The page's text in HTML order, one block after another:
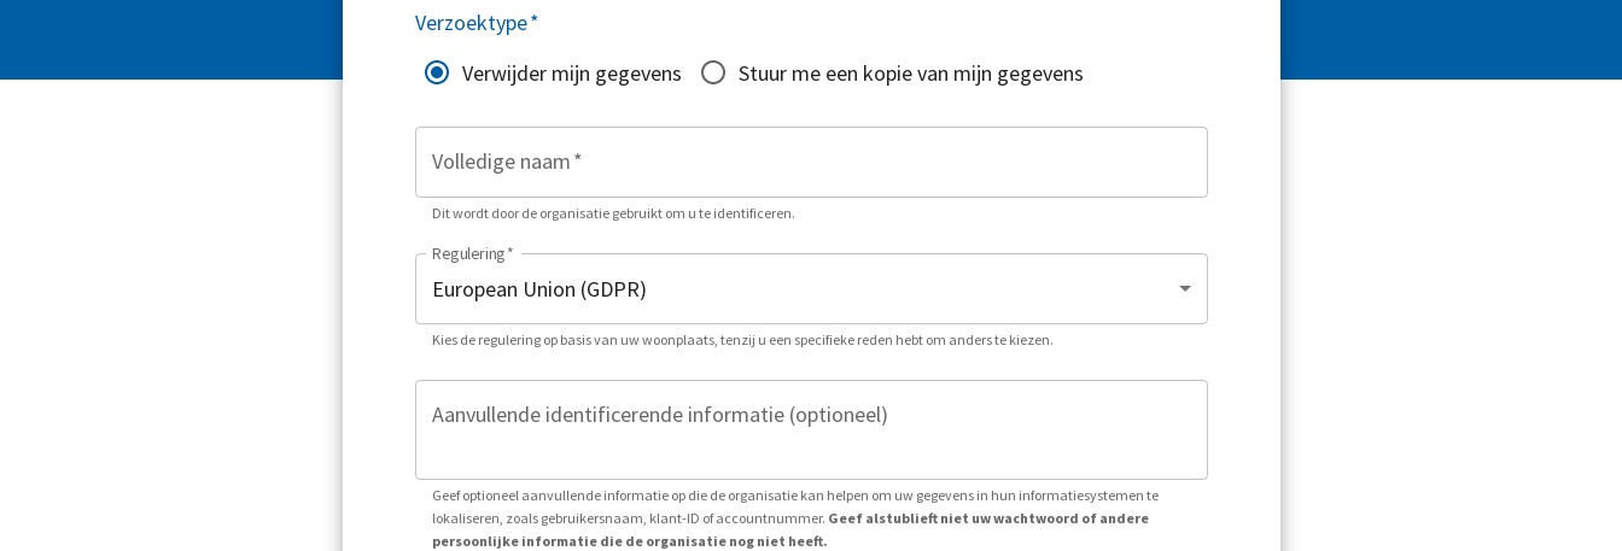
Verzoektype*
Verwijder mijn gegevens
Stuur me een kopie van mijn gegevens
Volledige naam*
Dit wordt door de organisatie gebruikt om u te identificeren.
Regulering*
Kies de regulering op basis van uw woonplaats, tenzij u een specifieke reden hebt om anders te kiezen.
Aanvullende identificerende informatie (optioneel)
Geef optioneel aanvullende informatie op die de organisatie kan helpen om uw gegevens in hun informatiesystemen te
lokaliseren, zoals gebruikersnaam, klant-ID of accountnummer. Geef alstublieft niet uw wachtwoord of andere
persoonlijke informatie die de organisatie nog niet heeft.